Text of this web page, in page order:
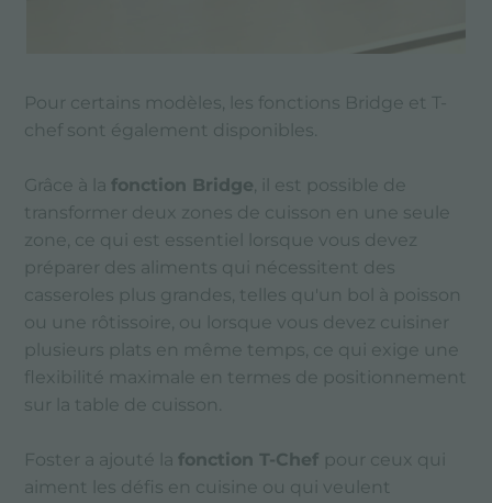
Pour certains modèles, les fonctions Bridge et T-
chef sont également disponibles.
Grâce à lafonction Bridge, il est possible de
transformer deux zones de cuisson en une seule
zone, ce qui est essentiel lorsque vous devez
préparer des aliments qui nécessitent des
casseroles plus grandes, telles qu'un bol à poisson
ou une rôtissoire, ou lorsque vous devez cuisiner
plusieurs plats en même temps, ce qui exige une
flexibilité maximale en termes de positionnement
sur la table de cuisson.
Foster a ajouté lafonction T-Chef pour ceux qui
aiment les défis en cuisine ou qui veulent